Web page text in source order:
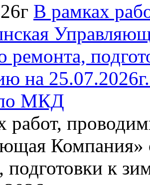
В рамках
ремонта,
на
МКД
работ,
Компания»
подготовки к